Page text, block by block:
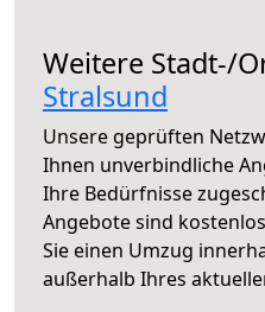
Weitere Stadt-/
Stralsund
Unsere geprüften
Ihnen unverbindliche
Ihre Bedürfnisse
Angebote sind
Sie einen Umzug
außerhalb Ihres